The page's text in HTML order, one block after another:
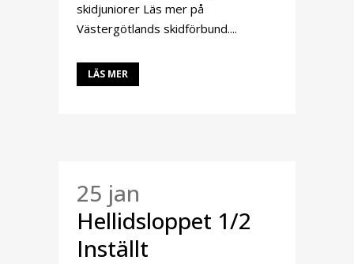
skidjuniorer Läs mer på
Västergötlands skidförbund....
LÄS MER
25 jan
Hellidsloppet 1/2
Inställt